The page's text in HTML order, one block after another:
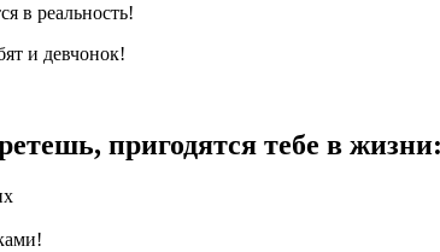
в реальность!
и девчонок!
пригодятся тебе в жизни: